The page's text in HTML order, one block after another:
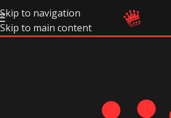
Skip to navigation
Skip to main content